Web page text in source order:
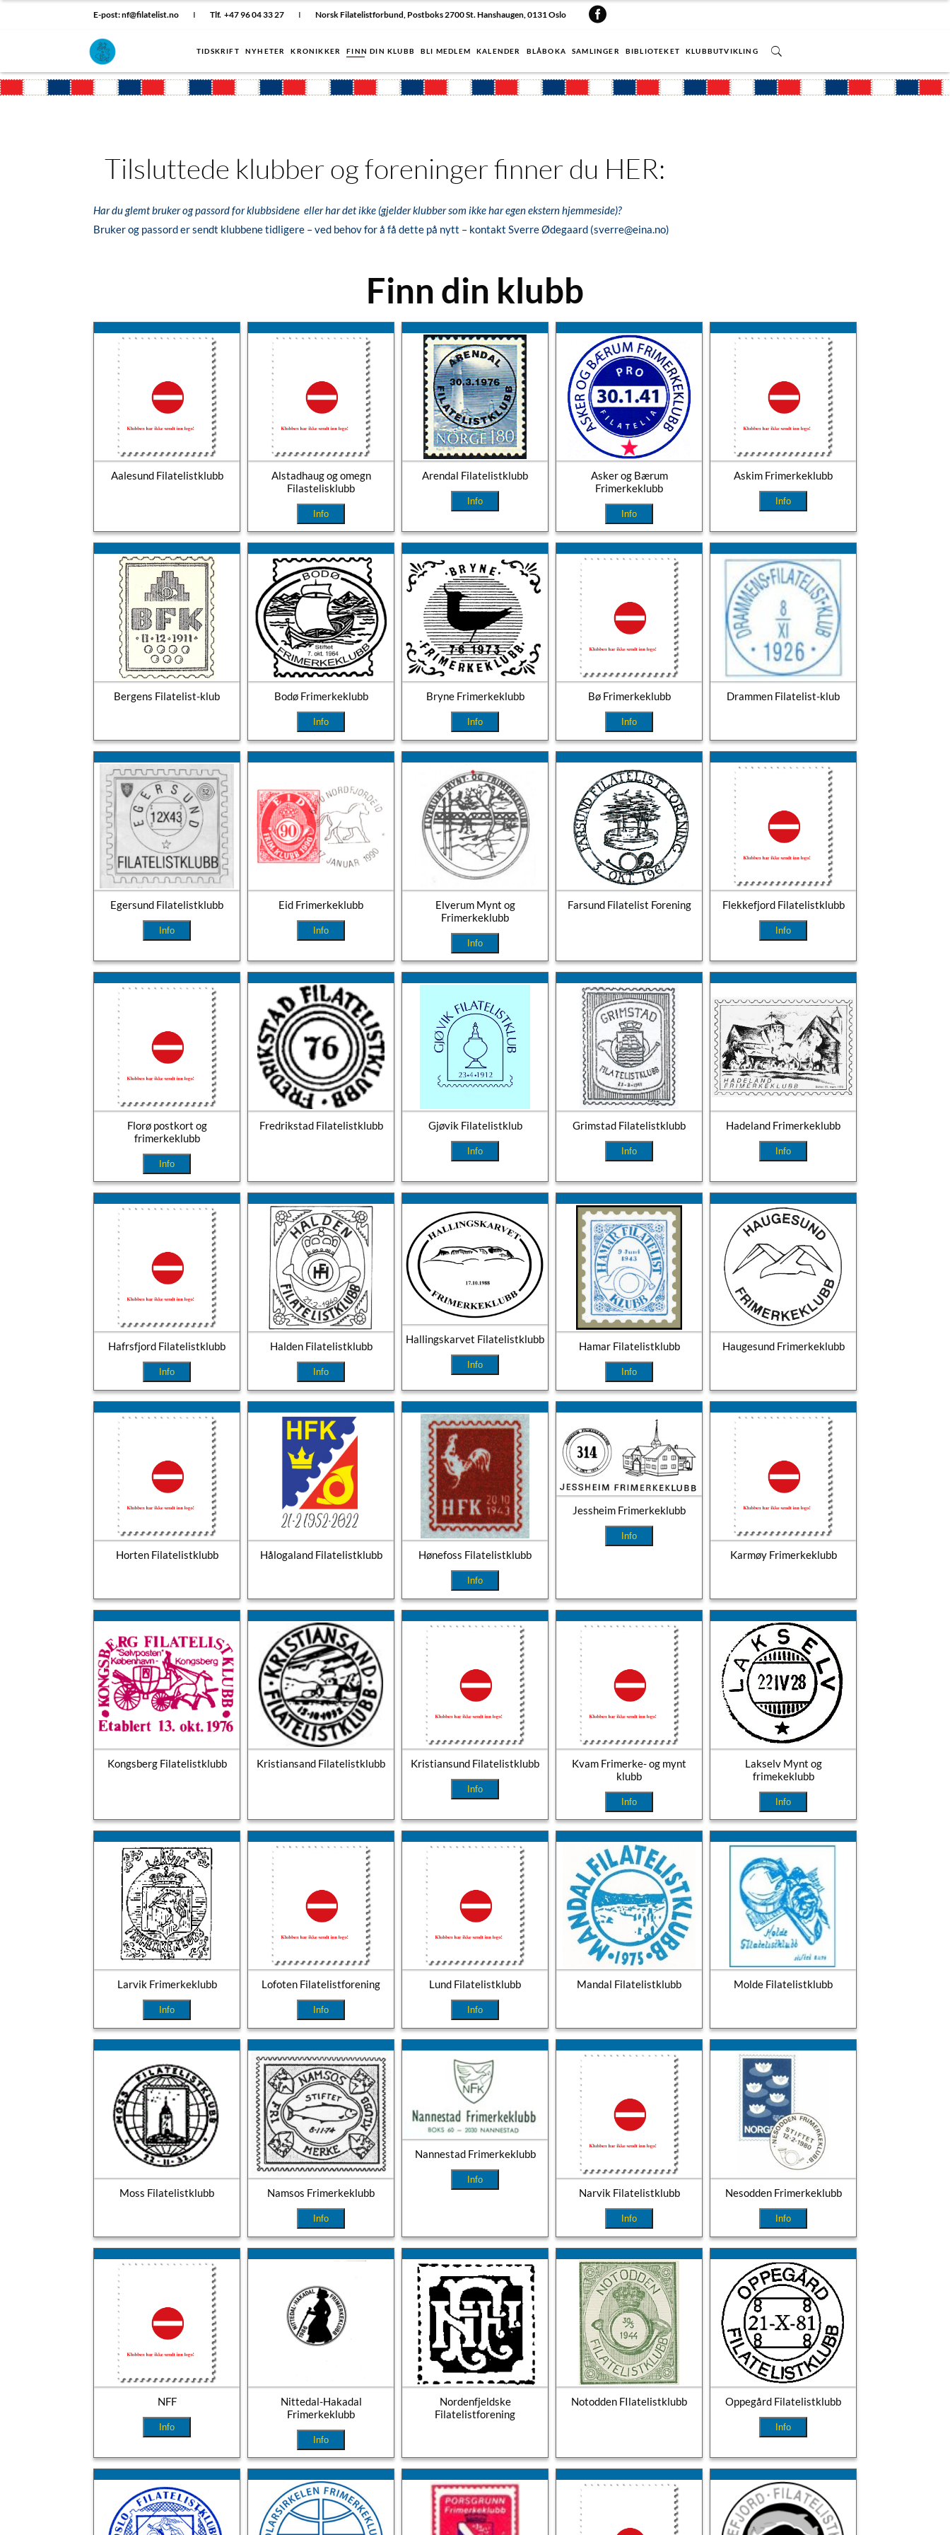
E-post: nf@filatelist.no I Tlf. +47 96 04 33 27 I Norsk Filatelistforbund, Postboks 2700 St. Hanshaugen, 0131 Oslo
TIDSKRIFT NYHETER KRONIKKER FINN DIN KLUBB BLI MEDLEM KALENDER BLÅBOKA SAMLINGER BIBLIOTEKET KLUBBUTVIKLING
Tilsluttede klubber og foreningerfinner du HER:
Har du glemt bruker og passord for klubbsidene eller har det ikke (gjelder klubber som ikke har egen ekstern hjemmeside)?
Bruker og passord er sendt klubbene tidligere – ved behov for å få dette på nytt – kontakt Sverre Ødegaard (sverre@eina.no)
Finn din klubb
Aalesund Filatelistklubb
Alstadhaug og omegn
Filastelisklubb
Info
Arendal Filatelistklubb
Info
Asker og Bærum
Frimerkeklubb
Info
Askim Frimerkeklubb
Info
Bergens Filatelist-klub Bodø Frimerkeklubb
Info
Bryne Frimerkeklubb
Info
Bø Frimerkeklubb
Info
Drammen Filatelist-klub
Egersund Filatelistklubb
Info
Eid Frimerkeklubb
Info
Elverum Mynt og
Frimerkeklubb
Info
Farsund Filatelist Forening Flekkefjord Filatelistklubb
Info
Florø postkort og
frimerkeklubb
Info
Fredrikstad Filatelistklubb Gjøvik Filatelistklub
Info
Grimstad Filatelistklubb
Info
Hadeland Frimerkeklubb
Info
Hafrsfjord Filatelistklubb
Info
Halden Filatelistklubb
Info
Hallingskarvet Filatelistklubb
Info
Hamar Filatelistklubb
Info
Haugesund Frimerkeklubb
Horten Filatelistklubb Hålogaland Filatelistklubb Hønefoss Filatelistklubb
Info
Jessheim Frimerkeklubb
Info
Karmøy Frimerkeklubb
Kongsberg Filatelistklubb Kristiansand Filatelistklubb Kristiansund Filatelistklubb
Info
Kvam Frimerke- og mynt
klubb
Info
Lakselv Mynt og
frimekeklubb
Info
Larvik Frimerkeklubb
Info
Lofoten Filatelistforening
Info
Lund Filatelistklubb
Info
Mandal Filatelistklubb Molde Filatelistklubb
Moss Filatelistklubb Namsos Frimerkeklubb
Info
Nannestad Frimerkeklubb
Info
Narvik Filatelistklubb
Info
Nesodden Frimerkeklubb
Info
NFF
Info
Nittedal-Hakadal
Frimerkeklubb
Info
Nordenfjeldske
Filatelistforening
Notodden FIlatelistklubb Oppegård Filatelistklubb
Info